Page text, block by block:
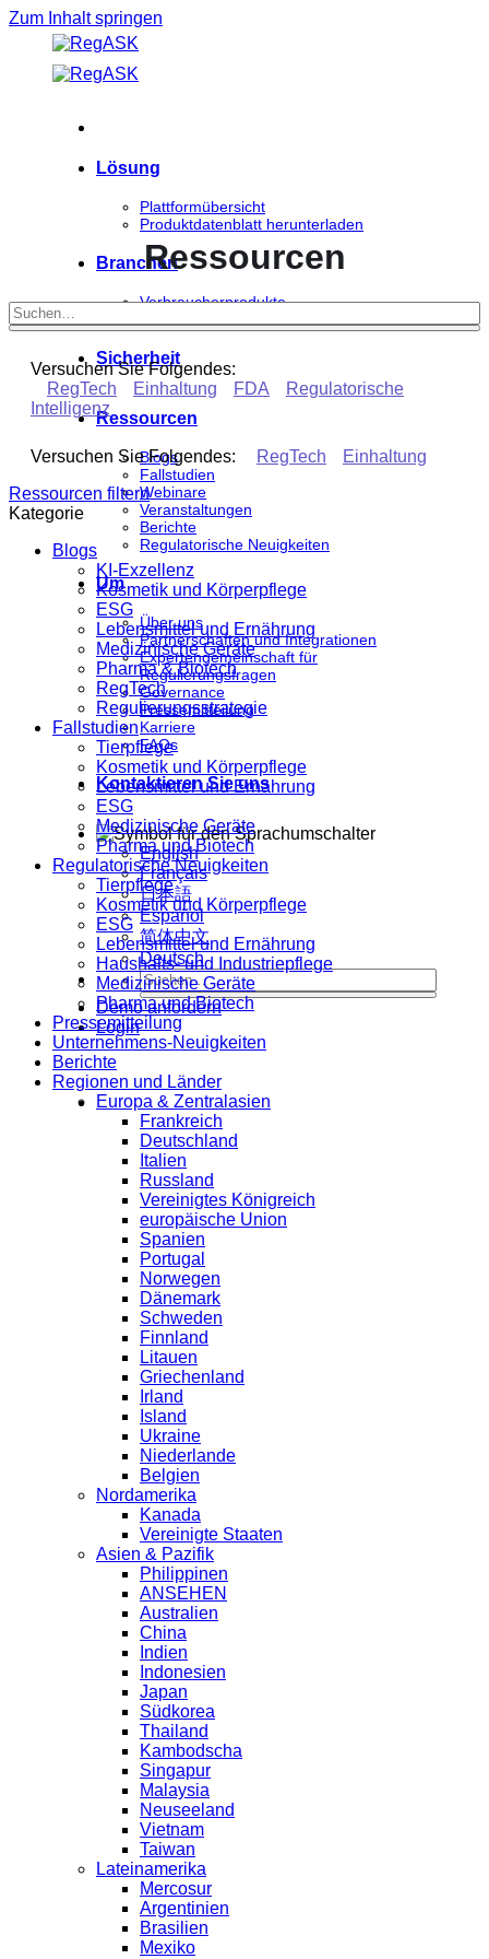
Zum Inhalt springen
Lösung
Plattformübersicht
Produktdatenblatt herunterladen
Branchen
Verbraucherprodukte
Sicherheit
Ressourcen
Blogs
Fallstudien
Webinare
Veranstaltungen
Berichte
Regulatorische Neuigkeiten
Um
Über uns
Partnerschaften und Integrationen
Expertengemeinschaft für
Regulierungsfragen
Governance
Pressemitteilung
Karriere
FAQs
Kontaktieren Sie uns
English
Français
日本語
Español
简体中文
Deutsch
Demo anfordern
Login
Ressourcen
Versuchen Sie Folgendes:
RegTech
Einhaltung FDA
Regulatorische
Intelligenz
Versuchen Sie Folgendes: RegTech
Einhaltung
Ressourcen filtern
Kategorie
Blogs
KI-Exzellenz
Kosmetik und Körperpflege
ESG
Lebensmittel und Ernährung
Medizinische Geräte
Pharma & Biotech
RegTech
Regulierungsstrategie
Fallstudien
Tierpflege
Kosmetik und Körperpflege
Lebensmittel und Ernährung
ESG
Medizinische Geräte
Pharma und Biotech
Regulatorische Neuigkeiten
Tierpflege
Kosmetik und Körperpflege
ESG
Lebensmittel und Ernährung
Haushalts- und Industriepflege
Medizinische Geräte
Pharma und Biotech
Pressemitteilung
Unternehmens-Neuigkeiten
Berichte
Regionen und Länder
Europa & Zentralasien
Frankreich
Deutschland
Italien
Russland
Vereinigtes Königreich
europäische Union
Spanien
Portugal
Norwegen
Dänemark
Schweden
Finnland
Litauen
Griechenland
Irland
Island
Ukraine
Niederlande
Belgien
Nordamerika
Kanada
Vereinigte Staaten
Asien & Pazifik
Philippinen
ANSEHEN
Australien
China
Indien
Indonesien
Japan
Südkorea
Thailand
Kambodscha
Singapur
Malaysia
Neuseeland
Vietnam
Taiwan
Lateinamerika
Mercosur
Argentinien
Brasilien
Mexiko